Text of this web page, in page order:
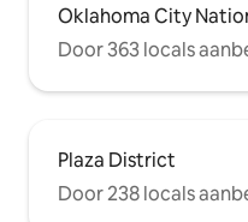
Oklahoma City
Door 363 locals
Plaza District
Door 238 locals